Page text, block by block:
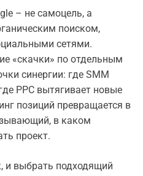
– не самоцель, а
поиском,
сетями.
«скачки» по отдельным
синергии: где SMM
PPC вытягивает новые
позиций превращается в
в каком
проект.
и выбрать подходящий